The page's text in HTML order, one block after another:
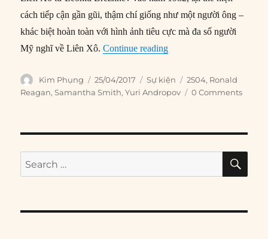
cách tiếp cận gần gũi, thậm chí giống như một người ông –
khác biệt hoàn toàn với hình ảnh tiêu cực mà đa số người
Mỹ nghĩ về Liên Xô.Continue reading“25/04/1983: Andropov
Author
Kim Phụng
Posted
on
25/04/2017 Categories
Sự kiện Tags
2504, Ronald
Reagan,Samantha Smith,Yuri Andropov 0 Comments
Search
for: